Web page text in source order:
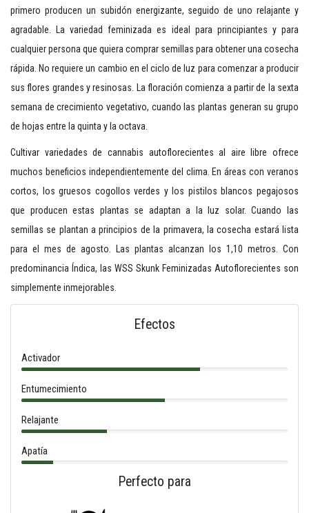
primero producen un subidón energizante, seguido de uno relajante y
agradable. La variedad feminizada es ideal para principiantes y para
cualquier persona que quiera comprar semillas para obtener una cosecha
rápida. No requiere un cambio en el ciclo de luz para comenzar a producir
sus flores grandes y resinosas. La floración comienza a partir de la sexta
semana de crecimiento vegetativo, cuando las plantas generan su grupo
de hojas entre la quinta y la octava.
Cultivar variedades de cannabis autoflorecientes al aire libre ofrece
muchos beneficios independientemente del clima. En áreas con veranos
cortos, los gruesos cogollos verdes y los pistilos blancos pegajosos
que producen estas plantas se adaptan a la luz solar. Cuando las
semillas se plantan a principios de la primavera, la cosecha estará lista
para el mes de agosto. Las plantas alcanzan los 1,10 metros. Con
predominancia Índica, las WSS Skunk Feminizadas Autoflorecientes son
simplemente inmejorables.
Efectos
Activador
Entumecimiento
Relajante
Apatía
Perfecto para